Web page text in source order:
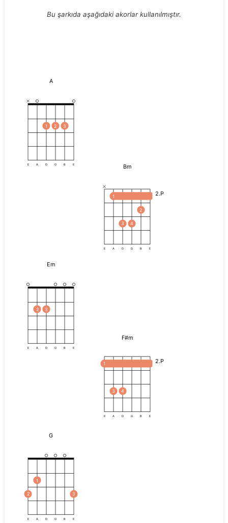
Bu şarkıda aşağıdaki akorlar kullanılmıştır.
A
1 2 3
E A D G B E Bm
2.P
1
3 4
2
E A D G B E
Em
2 3
E A D G B E
F#m
2.P
1
3 4
E A D G B E
G
2
1
3
E A D G B E